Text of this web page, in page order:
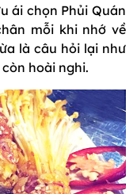
ái chọn Phủi Quán
mỗi khi nhớ về
là câu hỏi lại như
hoài nghi.